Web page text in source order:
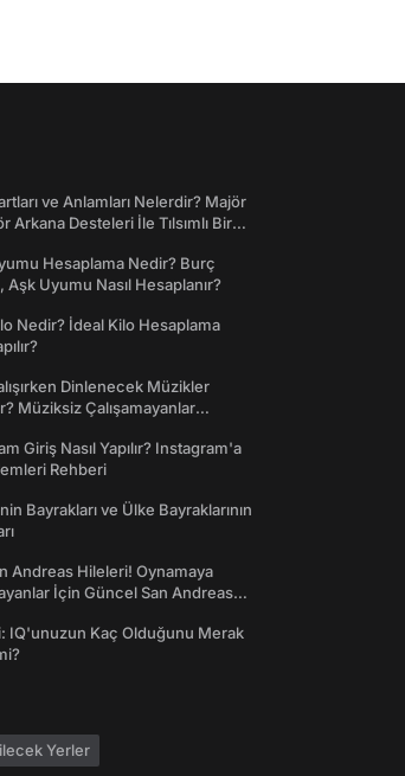
ve Anlamları Nelerdir? Majör
Arkana Desteleri İle Tılsımlı Bir
Hesaplama Nedir? Burç
Aşk Uyumu Nasıl Hesaplanır?
Nedir? İdeal Kilo Hesaplama
Dinlenecek Müzikler
Müziksiz Çalışamayanlar
Giriş Nasıl Yapılır? Instagram'a
Rehberi
Bayrakları ve Ülke Bayraklarının
Andreas Hileleri! Oynamaya
İçin Güncel San Andreas
IQ'unuzun Kaç Olduğunu Merak
Yerler